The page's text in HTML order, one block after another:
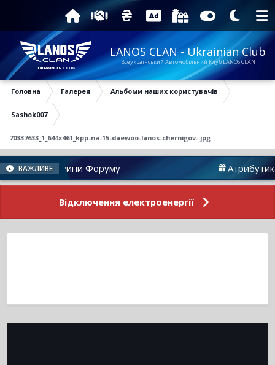
LANOS CLAN - Ukrainian Club
Всеукраїнський Автомобільний Клуб LANOS CLAN
Головна Галерея Альбоми наших користувачів
Sashok007
70337633_1_644x461_kpp-na-15-daewoo-lanos-chernigov-.jpg
ВАЖЛИВЕ
Новини Форуму Атрибутика
Відключення електроенергії